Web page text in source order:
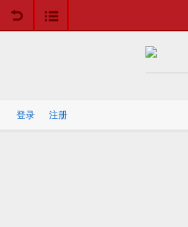
登录 注册